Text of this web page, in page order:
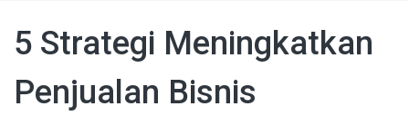
5 Strategi Meningkatkan
Penjualan Bisnis